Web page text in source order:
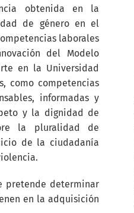
obtenida en la
de género en el
laborales
del Modelo
en la Universidad
como competencias
informadas y
y la dignidad de
la pluralidad de
de la ciudadanía
pretende determinar
en la adquisición